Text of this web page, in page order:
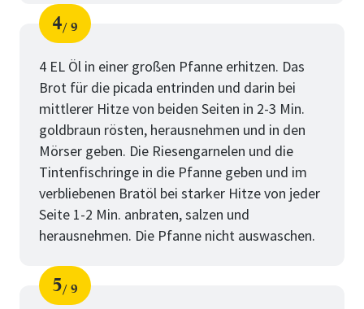
Schritt
4
von
9
4 EL Öl in einer großen Pfanne erhitzen. Das
Brot für die picada entrinden und darin bei
mittlerer Hitze von beiden Seiten in 2-3 Min.
goldbraun rösten, herausnehmen und in den
Mörser geben. Die Riesengarnelen und die
Tintenfischringe in die Pfanne geben und im
verbliebenen Bratöl bei starker Hitze von jeder
Seite 1-2 Min. anbraten, salzen und
herausnehmen. Die Pfanne nicht auswaschen.
5 9